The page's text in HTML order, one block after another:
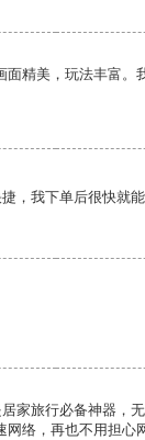
面精美，玩法丰富。
，我下单后很快就能
家旅行必备神器，
络，再也不用担心